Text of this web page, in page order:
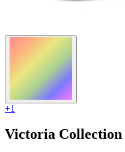
+1
Victoria Collection